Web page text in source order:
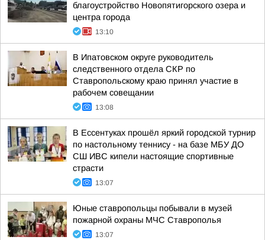
благоустройство Новопятигорского озера и
центра города
13:10
В Ипатовском округе руководитель
следственного отдела СКР по
Ставропольскому краю принял участие в
рабочем совещании
13:08
В Ессентуках прошёл яркий городской турнир
по настольному теннису - на базе МБУ ДО
СШ ИВС кипели настоящие спортивные
страсти
13:07
Юные ставропольцы побывали в музей
пожарной охраны МЧС Ставрополья
13:07